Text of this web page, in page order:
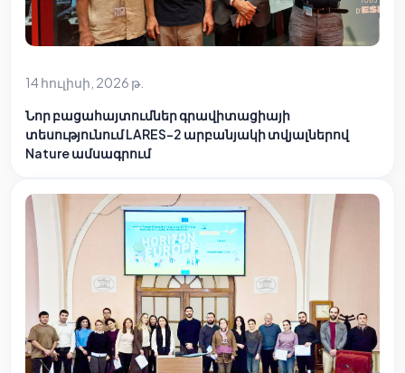
14 հուլիսի, 2026 թ.
Նոր բացահայտումներ գրավիտացիայի
տեսությունում LARES-2 արբանյակի տվյալներով
Nature ամսագրում